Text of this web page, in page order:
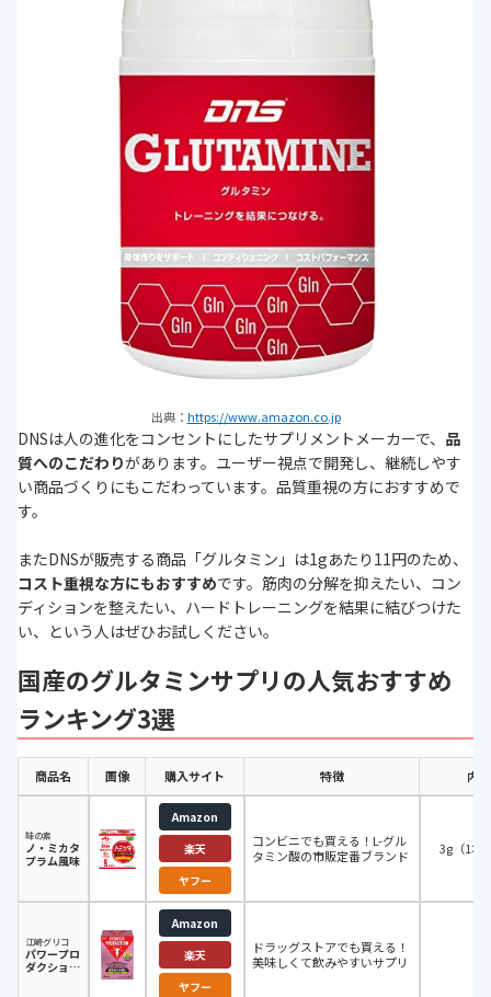
出典： https://www.amazon.co.jp
DNSは人の進化をコンセントにしたサプリメントメーカーで、 品
質へのこだわりがあります。ユーザー視点で開発し、継続しやす
い商品づくりにもこだわっています。品質重視の方におすすめで
す。
またDNSが販売する商品「グルタミン」は1gあたり11円のため、
コスト重視な方にもおすすめです。筋肉の分解を抑えたい、コン
ディションを整えたい、ハードトレーニングを結果に結びつけた
い、という人はぜひお試しください。
国産のグルタミンサプリの人気おすすめ
ランキング3選
商品名 画像 購入サイト 特徴 内
味の素
ノ・ミカタ
プラム風味
Amazon
楽天
ヤフー
コンビニでも買える！L-グル
タミン酸の市販定番ブランド
3g（1本
江崎グリコ
パワープロ
ダクション
Amazon
楽天
ヤフー
ドラッグストアでも買える！
美味しくて飲みやすいサプリ